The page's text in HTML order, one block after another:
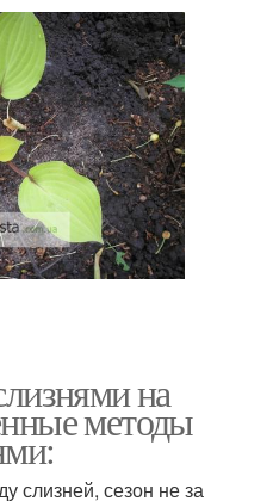
на
методы
слизней, сезон не за